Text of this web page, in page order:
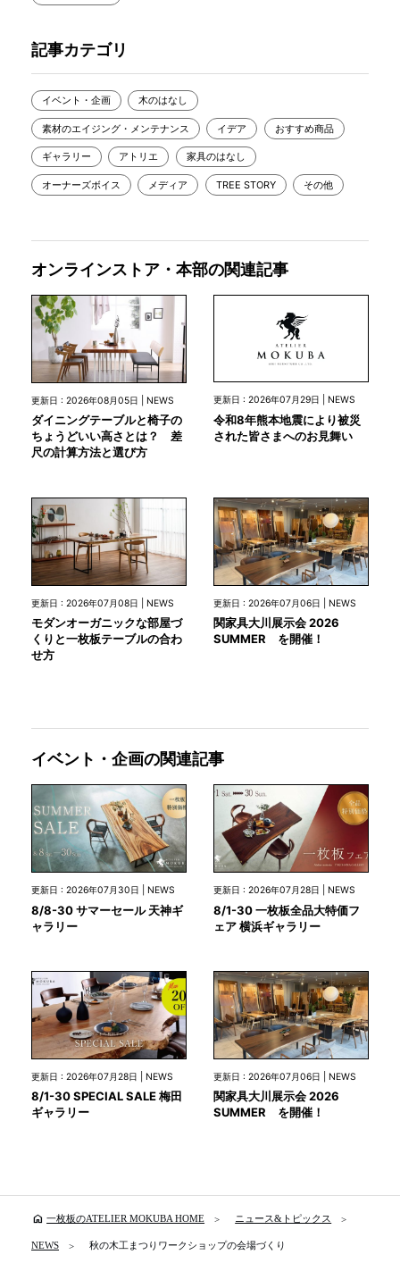
記事カテゴリ
イベント・企画 木のはなし
素材のエイジング・メンテナンス イデア おすすめ商品
ギャラリー アトリエ 家具のはなし
オーナーズボイス メディア TREE STORY その他
オンラインストア・本部の関連記事
更新日 : 2026年08月05日 | NEWS
ダイニングテーブルと椅子の
ちょうどいい高さとは？ 差
尺の計算方法と選び方
更新日 : 2026年07月29日 | NEWS
令和8年熊本地震により被災
された皆さまへのお見舞い
更新日 : 2026年07月08日 | NEWS
モダンオーガニックな部屋づ
くりと一枚板テーブルの合わ
せ方
更新日 : 2026年07月06日 | NEWS
関家具大川展示会 2026
SUMMER を開催！
イベント・企画の関連記事
更新日 : 2026年07月30日 | NEWS
8/8-30 サマーセール 天神ギ
ャラリー
更新日 : 2026年07月28日 | NEWS
8/1-30 一枚板全品大特価フ
ェア 横浜ギャラリー
更新日 : 2026年07月28日 | NEWS
8/1-30 SPECIAL SALE 梅田
ギャラリー
更新日 : 2026年07月06日 | NEWS
関家具大川展示会 2026
SUMMER を開催！
home 一枚板のATELIER MOKUBA HOME ニュース&トピックス
NEWS 秋の木工まつりワークショップの会場づくり